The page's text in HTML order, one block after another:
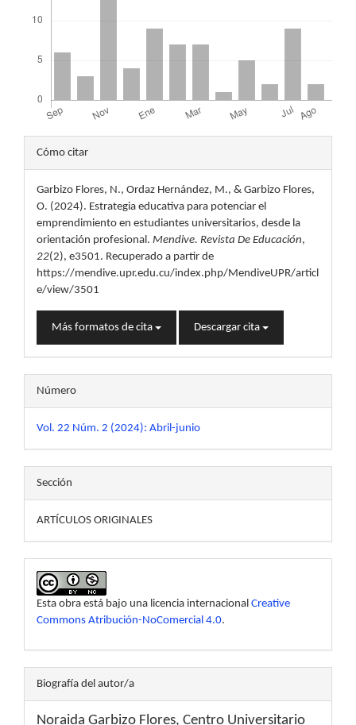
Detalles
del
artículo
Cómo citar
Garbizo Flores, N., Ordaz Hernández, M., & Garbizo Flores,
O. (2024). Estrategia educativa para potenciar el
emprendimiento en estudiantes universitarios, desde la
orientación profesional. Mendive. Revista De Educación,
22(2), e3501. Recuperado a partir de
https://mendive.upr.edu.cu/index.php/MendiveUPR/articl
e/view/3501
Más formatos de cita Descargar cita
Número
Vol. 22 Núm. 2 (2024): Abril-junio
Sección
ARTÍCULOS ORIGINALES
Esta obra está bajo una licencia internacional Creative
Commons Atribución-NoComercial 4.0.
Biografía del autor/a
Noraida Garbizo Flores, Centro Universitario